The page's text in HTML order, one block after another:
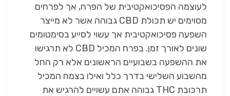
לעוצמה הפסיכואקטיבית של הפרח, אך לפרחים
מסוימים יש תכולת CBD גבוהה אשר לא מייצר
השפעה פסיכואקטיבית אך עשוי לסייע בסימטומים
שונים לאורך זמן. בפרח המכיל CBD לא תרגישו
את ההשפעה בשבועיים הראשונים אלא רק החל
מהשבוע השלישי בדרך כלל ואילו בצמח המכיל
תרכובת THC גבוהה אתם עשויים להרגיש את